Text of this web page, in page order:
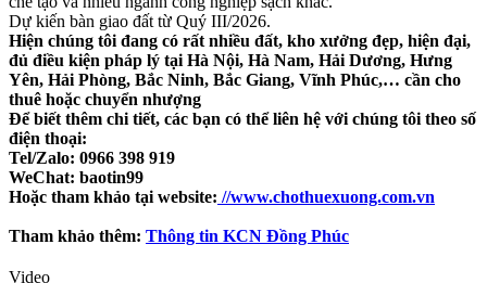
Dự kiến bàn giao đất từ Quý III/2026.
Hiện chúng tôi đang có rất nhiều đất, kho xưởng đẹp, hiện đại,
đủ điều kiện pháp lý tại Hà Nội, Hà Nam, Hải Dương, Hưng
Yên, Hải Phòng, Bắc Ninh, Bắc Giang, Vĩnh Phúc,… cần cho
thuê hoặc chuyển nhượng
Để biết thêm chi tiết, các bạn có thể liên hệ với chúng tôi theo số
điện thoại:
Tel/Zalo: 0966 398 919
WeChat: baotin99
Hoặc tham khảo tại website: //www.chothuexuong.com.vn
Tham khảo thêm: Thông tin KCN Đồng Phúc
Video